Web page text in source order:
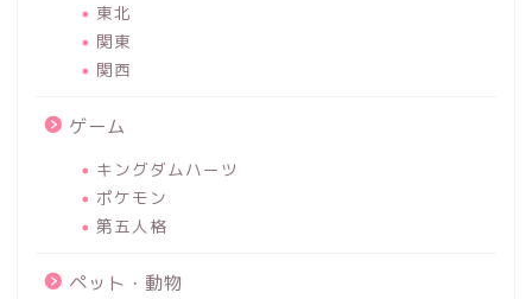
東北
関東
関西
ゲーム
キングダムハーツ
ポケモン
第五人格
ペット・動物